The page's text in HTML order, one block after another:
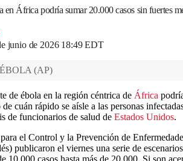
en África podría sumar 20.000 casos sin fuertes
junio de 2026 18:49 EDT
(AP)
de ébola en la región céntrica de África
cuán rápido se aísle a las personas
de funcionarios de salud de Estados Unidos.
el Control y la Prevención de
publicaron el viernes una serie de
10.000 casos hasta más de 20.000. Si son